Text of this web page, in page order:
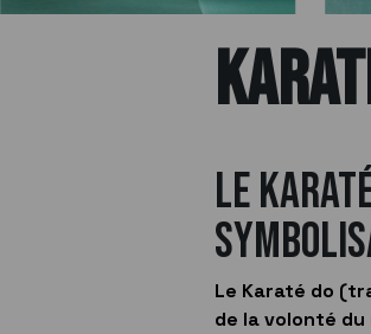
Le
Le Karaté do
de la volonté